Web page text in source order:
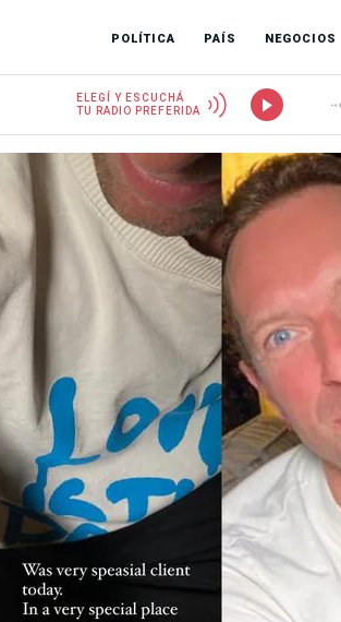
POLÍTICA PAÍS NEGOCIOS
ELEGÍ Y ESCUCHÁ
TU RADIO PREFERIDA